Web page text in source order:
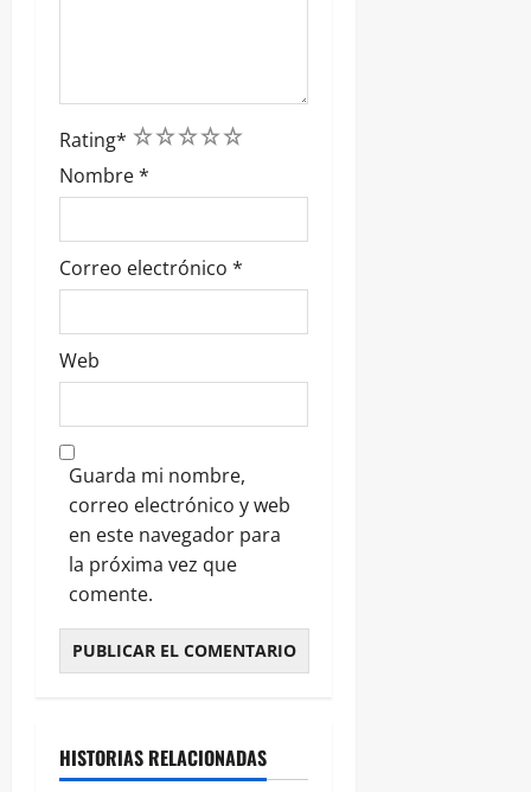
Rating* 5
4
3
2
1
Nombre*
Correo electrónico *
Web
Guarda mi nombre,
correo electrónico y web
en este navegador para
la próxima vez que
comente.
HISTORIAS RELACIONADAS